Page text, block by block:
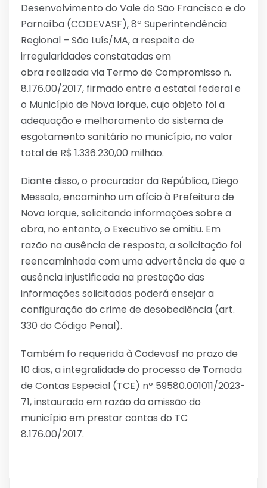
Desenvolvimento do Vale do São Francisco e do
Parnaíba (CODEVASF), 8ª Superintendência
Regional – São Luís/MA, a respeito de
irregularidades constatadas em
obra realizada via Termo de Compromisso n.
8.176.00/2017, firmado entre a estatal federal e
o Município de Nova Iorque, cujo objeto foi a
adequação e melhoramento do sistema de
esgotamento sanitário no município, no valor
total de R$ 1.336.230,00 milhão.
Diante disso, o procurador da República, Diego
Messala, encaminho um ofício à Prefeitura de
Nova Iorque, solicitando informações sobre a
obra, no entanto, o Executivo se omitiu. Em
razão na ausência de resposta, a solicitação foi
reencaminhada com uma advertência de que a
ausência injustificada na prestação das
informações solicitadas poderá ensejar a
configuração do crime de desobediência (art.
330 do Código Penal).
Também fo requerida à Codevasf no prazo de
10 dias, a integralidade do processo de Tomada
de Contas Especial (TCE) nº 59580.001011/2023-
71, instaurado em razão da omissão do
município em prestar contas do TC
8.176.00/2017.